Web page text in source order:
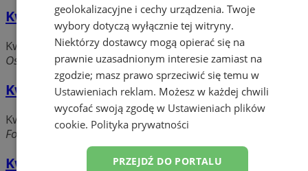
Kwiaciarnia U Ali
Kwiaciarnie
Os. Pawlikowskiego, 44-240 Żory
Kwiaciarnia Maria
Kwiaciarnie
Folwarecka, 44-240 Żory
Kwiaciarnia Pokusa
geolokalizacyjne i cechy urządzenia. Twoje
wybory dotyczą wyłącznie tej witryny.
Niektórzy dostawcy mogą opierać się na
prawnie uzasadnionym interesie zamiast na
zgodzie; masz prawo sprzeciwić się temu w
Ustawieniach reklam. Możesz w każdej chwili
wycofać swoją zgodę w Ustawieniach plików
cookie. Polityka prywatności
PRZEJDŹ DO PORTALU